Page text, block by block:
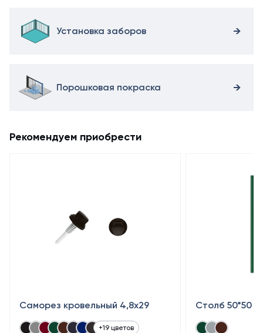
Установка заборов
Порошковая покраска
Рекомендуем приобрести
Саморез кровельный 4,8x29
+19 цветов
Столб 50*50